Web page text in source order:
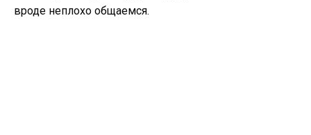
вроде неплохо общаемся.